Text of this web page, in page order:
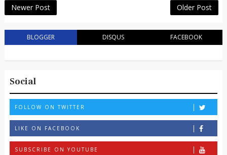
Newer Post Older Post
BLOGGER DISQUS FACEBOOK
Social
FOLLOW ON TWITTER
LIKE ON FACEBOOK
SUBSCRIBE ON YOUTUBE